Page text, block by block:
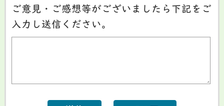
ご意見・ご感想等がございましたら下記をご
入力し送信ください。